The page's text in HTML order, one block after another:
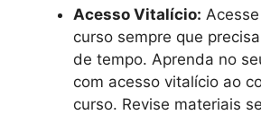
Acesso Vitalício:
curso sempre que
de tempo. Aprenda no
com acesso vitalício ao
curso. Revise materiais